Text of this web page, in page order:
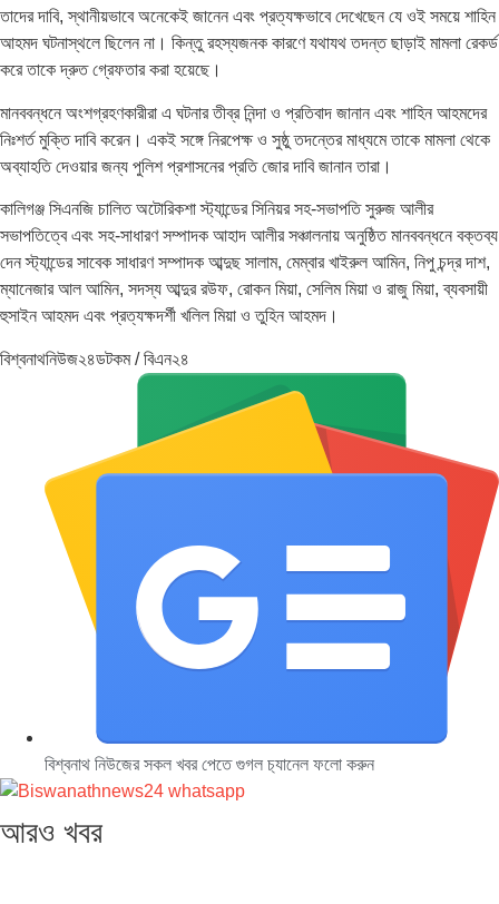
তাদের দাবি, স্থানীয়ভাবে অনেকেই জানেন এবং প্রত্যক্ষভাবে দেখেছেন যে ওই সময়ে শাহিন
আহমদ ঘটনাস্থলে ছিলেন না। কিন্তু রহস্যজনক কারণে যথাযথ তদন্ত ছাড়াই মামলা রেকর্ড
করে তাকে দ্রুত গ্রেফতার করা হয়েছে।
মানববন্ধনে অংশগ্রহণকারীরা এ ঘটনার তীব্র নিন্দা ও প্রতিবাদ জানান এবং শাহিন আহমদের
নিঃশর্ত মুক্তি দাবি করেন। একই সঙ্গে নিরপেক্ষ ও সুষ্ঠু তদন্তের মাধ্যমে তাকে মামলা থেকে
অব্যাহতি দেওয়ার জন্য পুলিশ প্রশাসনের প্রতি জোর দাবি জানান তারা।
কালিগঞ্জ সিএনজি চালিত অটোরিকশা স্ট্যান্ডের সিনিয়র সহ-সভাপতি সুরুজ আলীর
সভাপতিত্বে এবং সহ-সাধারণ সম্পাদক আহাদ আলীর সঞ্চালনায় অনুষ্ঠিত মানববন্ধনে বক্তব্য
দেন স্ট্যান্ডের সাবেক সাধারণ সম্পাদক আব্দুছ সালাম, মেম্বার খাইরুল আমিন, নিপু চন্দ্র দাশ,
ম্যানেজার আল আমিন, সদস্য আব্দুর রউফ, রোকন মিয়া, সেলিম মিয়া ও রাজু মিয়া, ব্যবসায়ী
হুসাইন আহমদ এবং প্রত্যক্ষদর্শী খলিল মিয়া ও তুহিন আহমদ।
বিশ্বনাথনিউজ২৪ডটকম / বিএন২৪
বিশ্বনাথ নিউজের সকল খবর পেতে গুগল চ‌্যানেল ফলো করুন
আরও খবর